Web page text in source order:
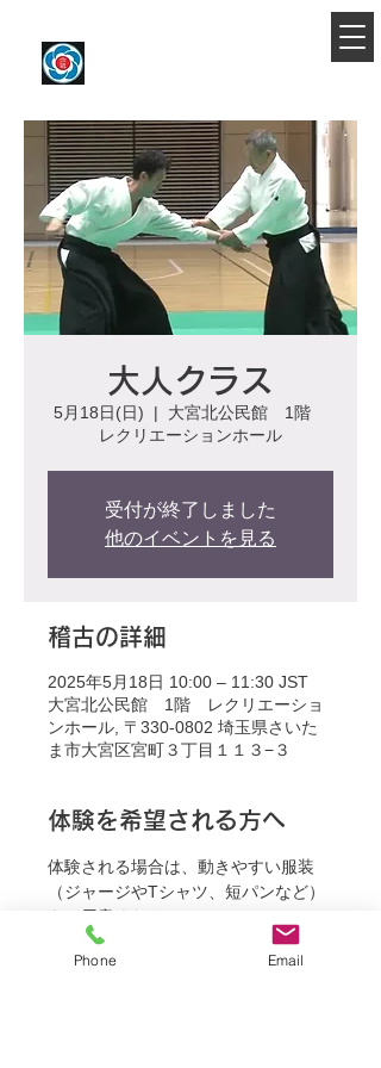
大人クラス
5月18日(日)
  |
大宮北公民館 1階
レクリエーションホール
受付が終了しました
他のイベントを見る
稽古の詳細
2025年5月18日 10:00 – 11:30 JST
大宮北公民館 1階 レクリエーショ
ンホール, 〒330-0802 埼玉県さいた
ま市大宮区宮町３丁目１１３−３
体験を希望される方へ
体験される場合は、動きやすい服装
（ジャージやTシャツ、短パンなど）
をご用意ください。
Phone Email